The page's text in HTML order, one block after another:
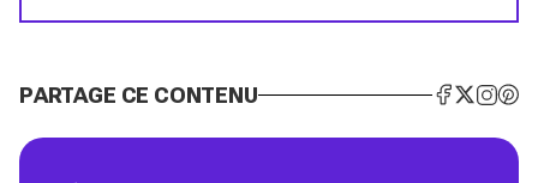
PARTAGE CE CONTENU